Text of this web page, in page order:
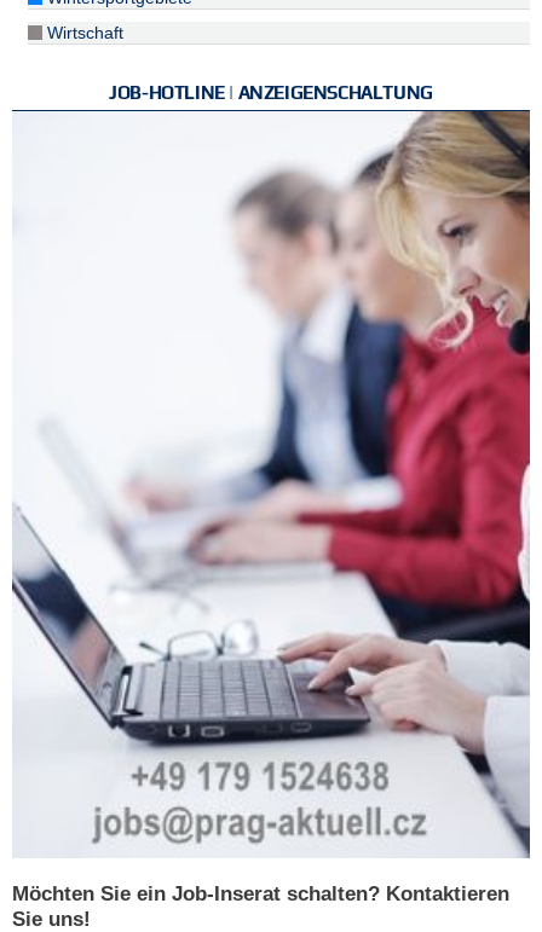
Wirtschaft
JOB-HOTLINE | ANZEIGENSCHALTUNG
Möchten Sie ein Job-Inserat schalten? Kontaktieren
Sie uns!